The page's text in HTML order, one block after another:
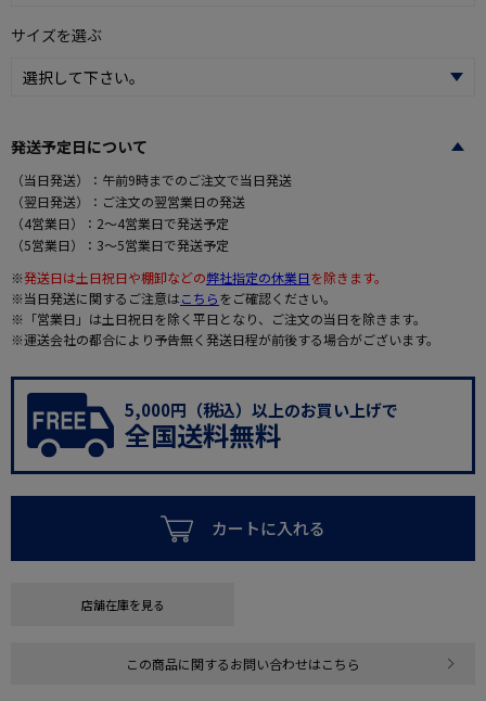
サイズを選ぶ
発送予定日について
（当日発送）：午前9時までのご注文で当日発送
（翌日発送）：ご注文の翌営業日の発送
（4営業日）：2～4営業日で発送予定
（5営業日）：3～5営業日で発送予定
※発送日は土日祝日や棚卸などの弊社指定の休業日を除きます。
※当日発送に関するご注意はこちらをご確認ください。
※「営業日」は土日祝日を除く平日となり、ご注文の当日を除きます。
※運送会社の都合により予告無く発送日程が前後する場合がございます。
5,000円（税込）以上のお買い上げで
全国送料無料
カートに入れる
店舗在庫を見る
この商品に関するお問い合わせはこちら